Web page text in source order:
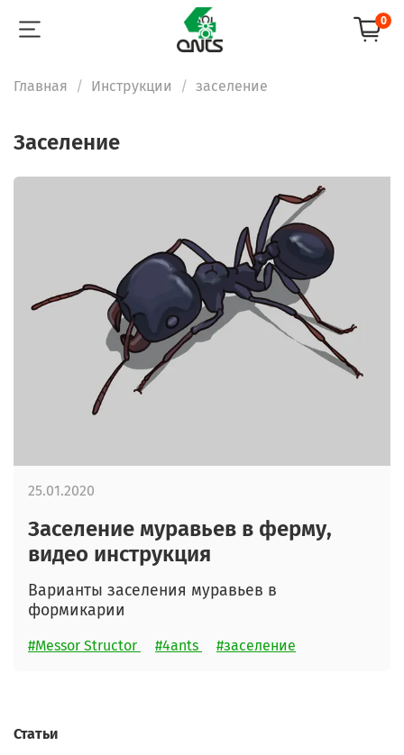
0
Главная Инструкции заселение
заселение
Заселение муравьев в ферму,
видео инструкция
Варианты заселения муравьев в
формикарии
25.01.2020
#Messor Structor #4ants #заселение
Статьи